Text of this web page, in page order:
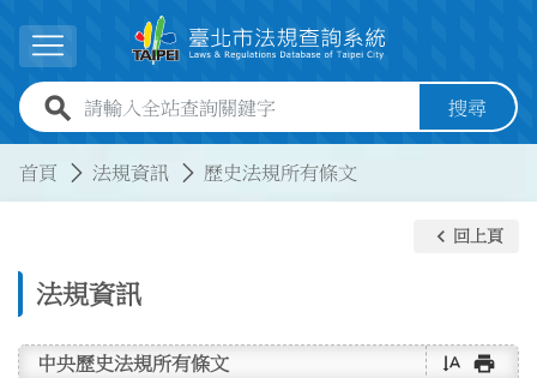
展開選單
全站查詢關鍵字欄位 搜尋
首頁 法規資訊 歷史法規所有條文
法規資訊
keyboard_arrow_left 回上頁
中央歷史法規所有條文 text_rotate_vertical print